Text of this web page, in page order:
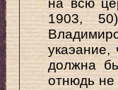
на всю
1903,
укаэание,
должна
отнюдь не